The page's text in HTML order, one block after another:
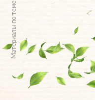
Материалы по теме